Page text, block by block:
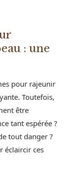
: une
pour rajeunir
Toutefois,
être
tant espérée ?
tout danger ?
éclaircir ces